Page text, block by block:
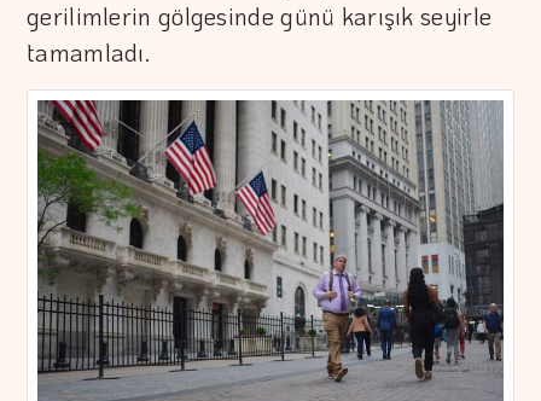
gerilimlerin gölgesinde günü karışık seyirle
tamamladı.